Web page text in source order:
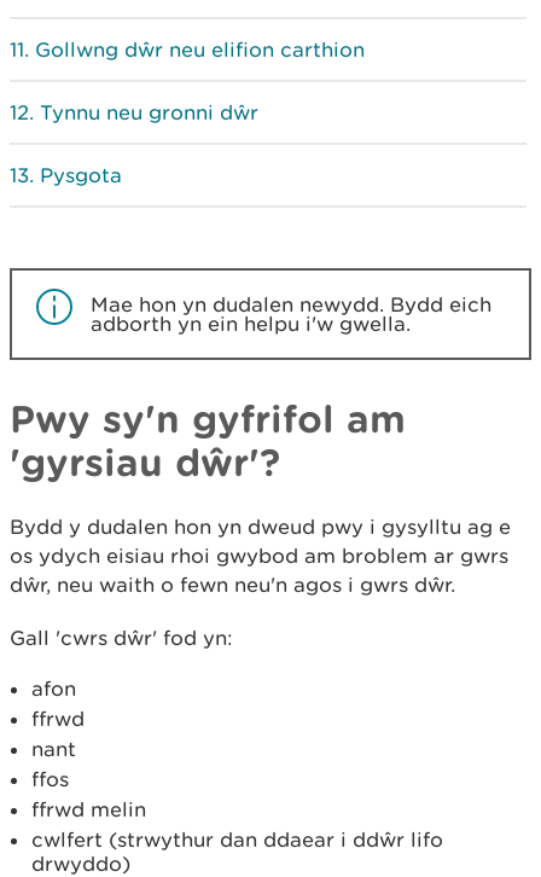
Gollwng dŵr neu elifion carthion
Tynnu neu gronni dŵr
Pysgota
Mae hon yn dudalen newydd. Bydd eich
adborth yn ein helpu i'w gwella.
Pwy sy'n gyfrifol am
'gyrsiau dŵr'?
Bydd y dudalen hon yn dweud pwy i gysylltu ag e
os ydych eisiau rhoi gwybod am broblem ar gwrs
dŵr, neu waith o fewn neu'n agos i gwrs dŵr.
Gall 'cwrs dŵr' fod yn:
afon
ffrwd
nant
ffos
ffrwd melin
cwlfert (strwythur dan ddaear i ddŵr lifo
drwyddo)